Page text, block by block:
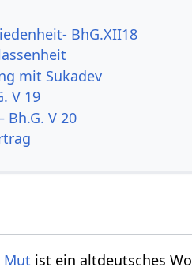
BhG.XII18
mit Sukadev
V 19
V 20
Mut ist ein altdeutsches